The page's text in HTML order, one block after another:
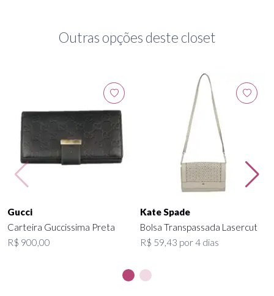
Outras opções deste closet
Gucci
Carteira Guccissima Preta
R$ 900,00
Kate Spade
Bolsa Transpassada Lasercut
R$ 59,43 por 4 dias